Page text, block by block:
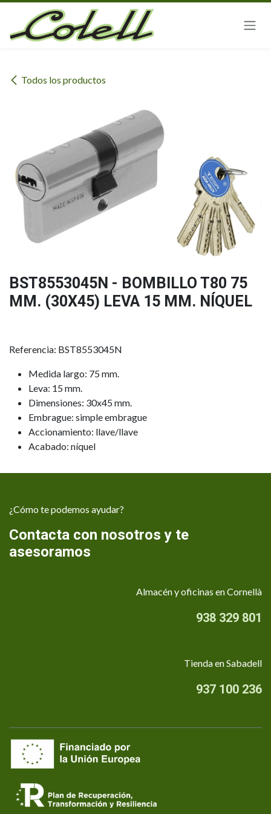
Ir al contenido
Todos los productos
BST8553045N - BOMBILLO T80 75
MM. (30X45) LEVA 15 MM. NÍQUEL
Referencia: BST8553045N
Medida largo: 75 mm.
Leva: 15 mm.
Dimensiones: 30x45 mm.
Embrague: simple embrague
Accionamiento: llave/llave
Acabado: níquel
¿Cómo te podemos ayudar?
Contacta con nosotros y te
asesoramos
Almacén y oficinas en Cornellà
938 329 801
Tienda en Sabadell
937 100 236